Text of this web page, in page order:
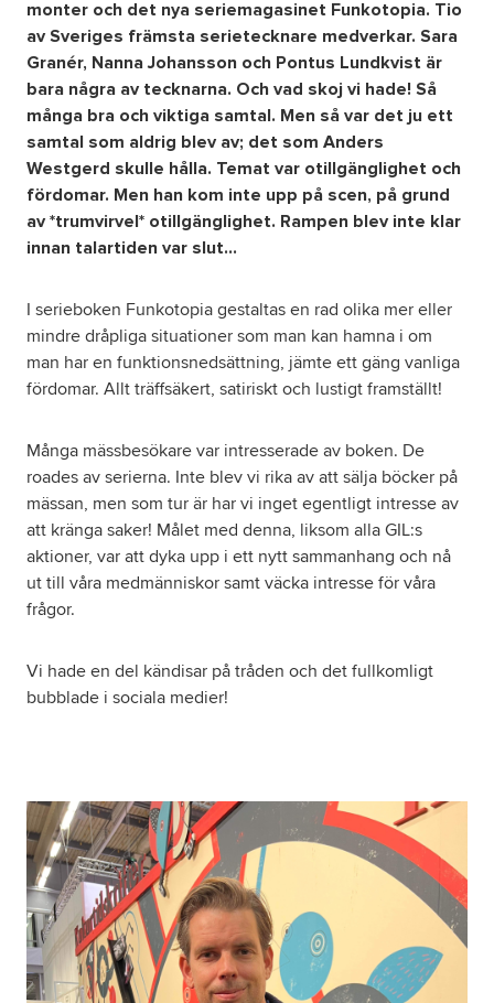
monter och det nya seriemagasinet Funkotopia. Tio
av Sveriges främsta serietecknare medverkar. Sara
Granér, Nanna Johansson och Pontus Lundkvist är
bara några av tecknarna. Och vad skoj vi hade! Så
många bra och viktiga samtal. Men så var det ju ett
samtal som aldrig blev av; det som Anders
Westgerd skulle hålla. Temat var otillgänglighet och
fördomar. Men han kom inte upp på scen, på grund
av *trumvirvel* otillgänglighet. Rampen blev inte klar
innan talartiden var slut…
I serieboken Funkotopia gestaltas en rad olika mer eller
mindre dråpliga situationer som man kan hamna i om
man har en funktionsnedsättning, jämte ett gäng vanliga
fördomar. Allt träffsäkert, satiriskt och lustigt framställt!
Många mässbesökare var intresserade av boken. De
roades av serierna. Inte blev vi rika av att sälja böcker på
mässan, men som tur är har vi inget egentligt intresse av
att kränga saker! Målet med denna, liksom alla GIL:s
aktioner, var att dyka upp i ett nytt sammanhang och nå
ut till våra medmänniskor samt väcka intresse för våra
frågor.
Vi hade en del kändisar på tråden och det fullkomligt
bubblade i sociala medier!